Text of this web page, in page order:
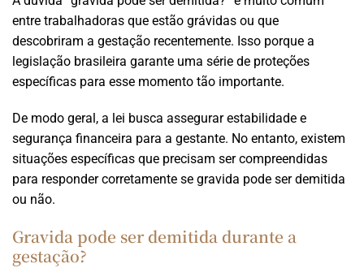
entre trabalhadoras que estão grávidas ou que
descobriram a gestação recentemente. Isso porque a
legislação brasileira garante uma série de proteções
específicas para esse momento tão importante.
De modo geral, a lei busca assegurar estabilidade e
segurança financeira para a gestante. No entanto, existem
situações específicas que precisam ser compreendidas
para responder corretamente se gravida pode ser demitida
ou não.
Gravida pode ser demitida durante a
gestação?